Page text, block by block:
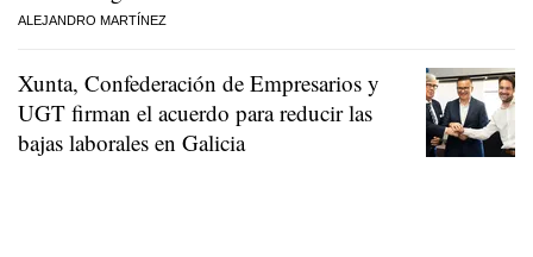
ALEJANDRO MARTÍNEZ
Xunta, Confederación de Empresarios y
UGT firman el acuerdo para reducir las
bajas laborales en Galicia